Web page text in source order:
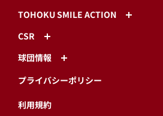
TOHOKU SMILE ACTION
CSR
球団情報
プライバシーポリシー
利用規約